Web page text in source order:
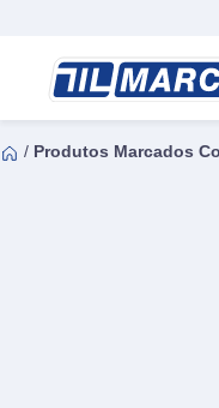
/ Produtos Marcados